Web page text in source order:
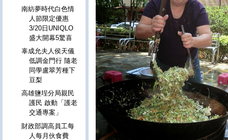
南紡夢時代白色情
人節限定優惠
3/20日UNIQLO
盛大開幕5驚喜
辜成允夫人侯天儀
低調金門行 隨老
同學盧翠芳種下
豆梨
高雄鹽埕分局親民
護民 啟動「護老
交通專案」
財政部調高員工每
人每月伙食費